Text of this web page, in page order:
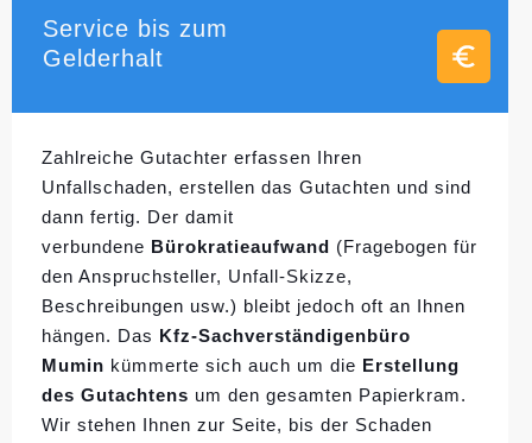
Service bis zum
Gelderhalt
Zahlreiche Gutachter erfassen Ihren
Unfallschaden, erstellen das Gutachten und sind
dann fertig. Der damit
verbundene Bürokratieaufwand (Fragebogen für
den Anspruchsteller, Unfall-Skizze,
Beschreibungen usw.) bleibt jedoch oft an Ihnen
hängen. Das Kfz-Sachverständigenbüro
Mumin kümmerte sich auch um die Erstellung
des Gutachtens um den gesamten Papierkram.
Wir stehen Ihnen zur Seite, bis der Schaden